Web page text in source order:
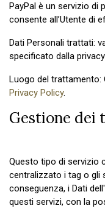
PayPal è un servizio di
consente all’Utente di
Dati Personali trattati:
specificato dalla
Luogo del trattamento:
Privacy Policy.
Gestione dei
Questo tipo di servizio
centralizzato i tag o gli
conseguenza, i Dati
questi servizi, con la